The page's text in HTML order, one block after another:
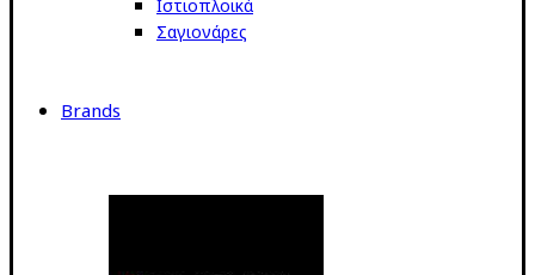
Ιστιοπλοικά
Σαγιονάρες
Brands